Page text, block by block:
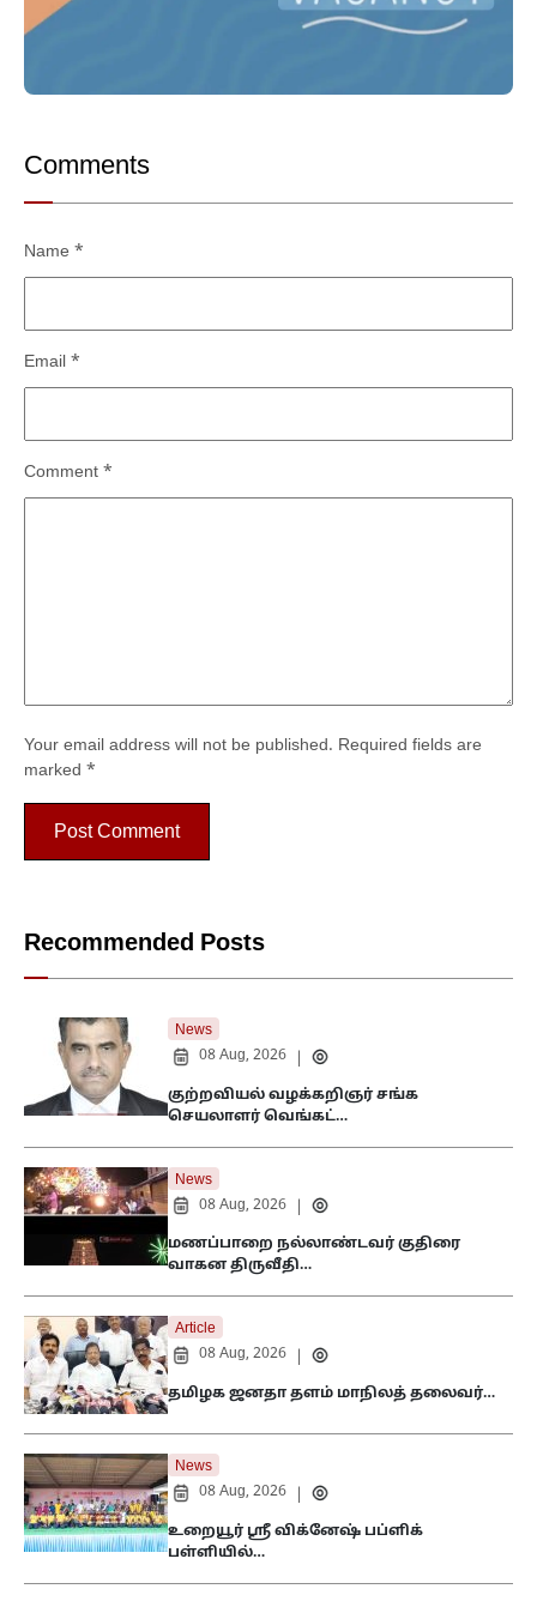
Comments
Your email address will not be published. Required fields are
marked *
Comment *
Name *
Email *
Recommended Posts
News
08 Aug, 2026
குற்றவியல் வழக்கறிஞர் சங்க
செயலாளர் வெங்கட்…
News
08 Aug, 2026
மணப்பாறை நல்லாண்டவர் குதிரை
வாகன திருவீதி…
Article
08 Aug, 2026
தமிழக ஜனதா தளம் மாநிலத் தலைவர்…
News
08 Aug, 2026
உறையூர் ஸ்ரீ விக்னேஷ் பப்ளிக்
பள்ளியில்…